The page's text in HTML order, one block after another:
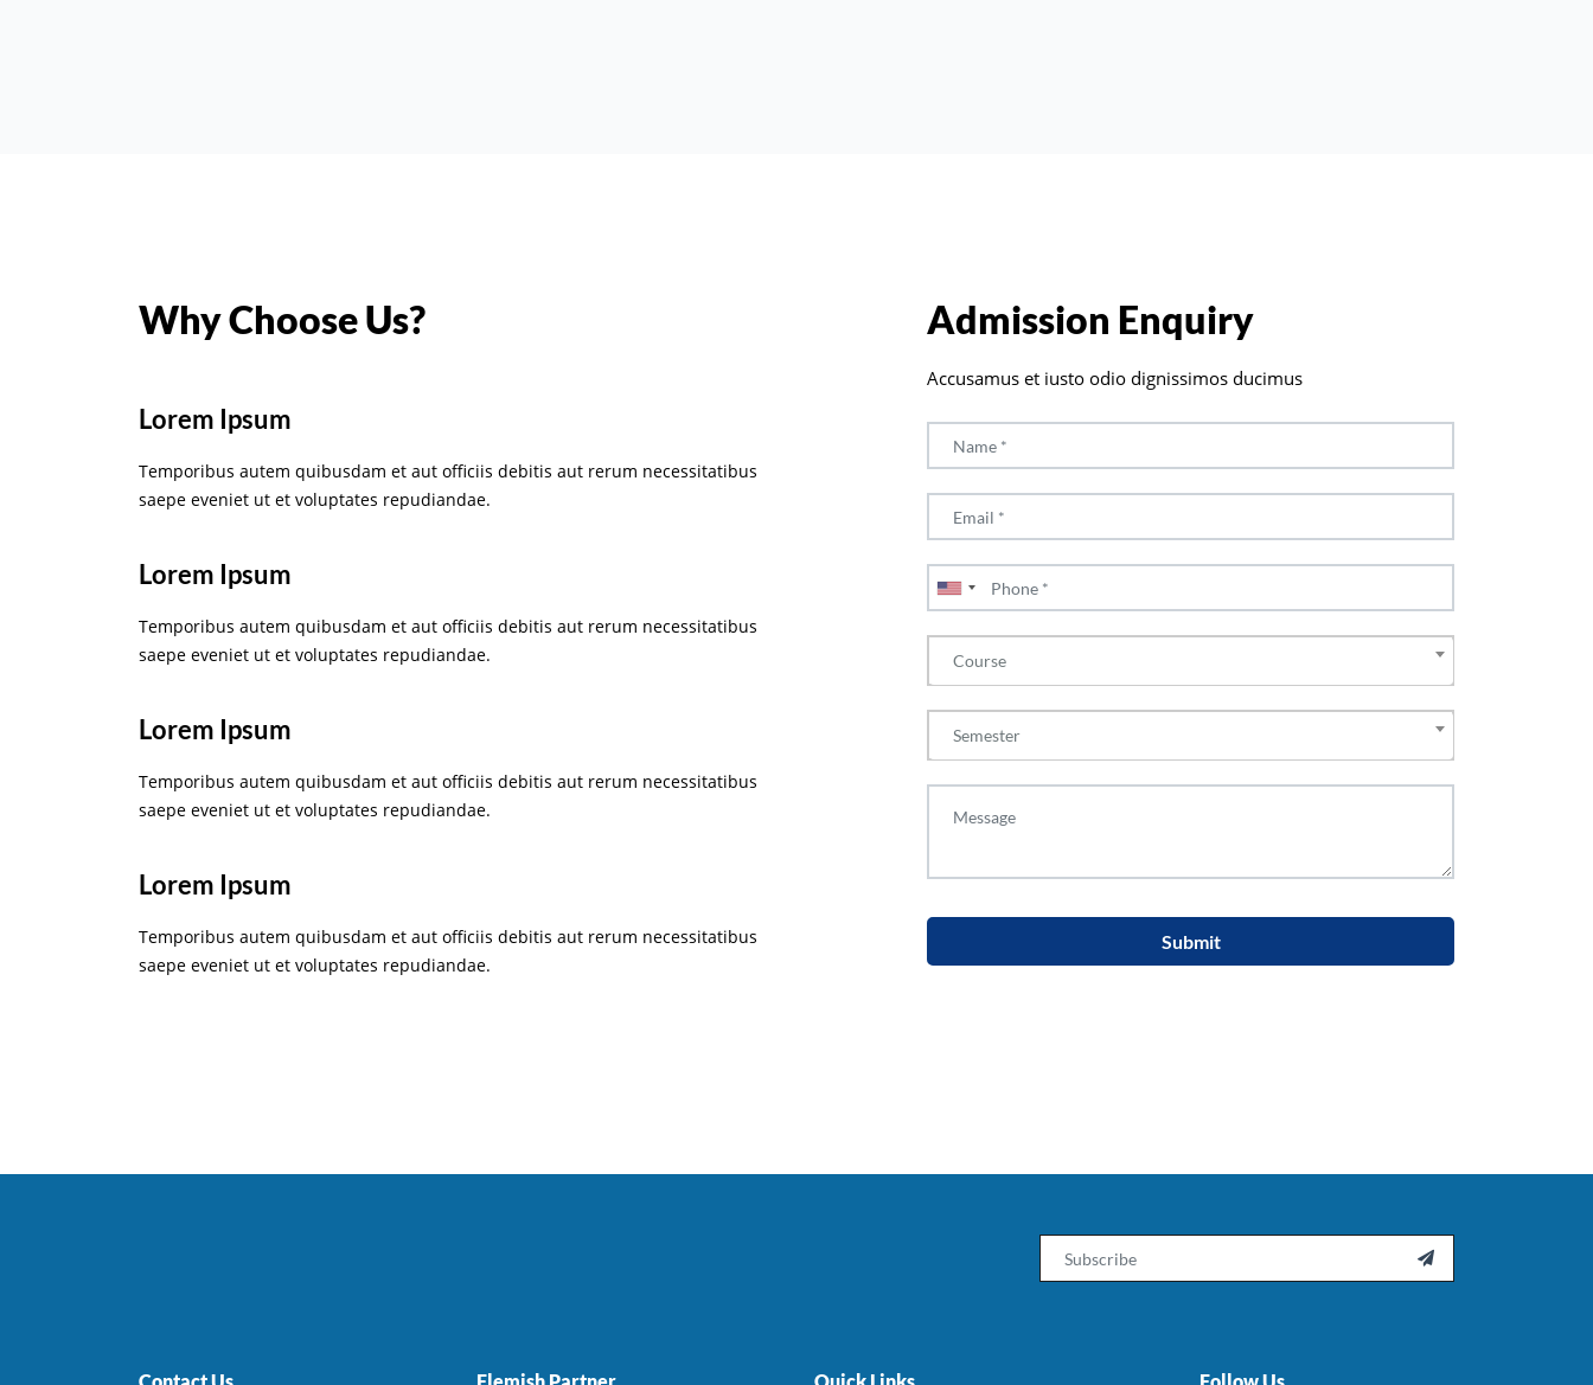
Why Choose Us?
Lorem Ipsum
Temporibus autem quibusdam et aut officiis debitis aut rerum necessitatibus
saepe eveniet ut et voluptates repudiandae.
Lorem Ipsum
Temporibus autem quibusdam et aut officiis debitis aut rerum necessitatibus
saepe eveniet ut et voluptates repudiandae.
Lorem Ipsum
Temporibus autem quibusdam et aut officiis debitis aut rerum necessitatibus
saepe eveniet ut et voluptates repudiandae.
Lorem Ipsum
Temporibus autem quibusdam et aut officiis debitis aut rerum necessitatibus
saepe eveniet ut et voluptates repudiandae.
Admission Enquiry
Accusamus et iusto odio dignissimos ducimus
Course
Semester
Submit
